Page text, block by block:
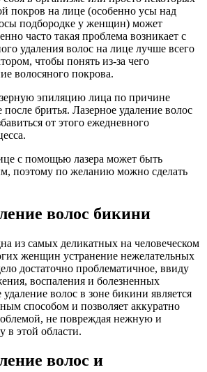
покров на лице (особенно усы над
подбородке у женщин) может
часто такая проблема возникает с
удаления волос на лице лучше всего
чтобы понять из-за чего
волосяного покрова.
эпиляцию лица по причине
бритья. Лазерное удаление волос
от этого ежедневного
с помощью лазера может быть
поэтому по желанию можно сделать
волос бикини
из самых деликатных на человеческом
женщин устранение нежелательных
достаточно проблематичное, ввиду
воспаления и болезненных
волос в зоне бикини является
способом и позволяет аккуратно
не повреждая нежную и
в этой области.
волос и